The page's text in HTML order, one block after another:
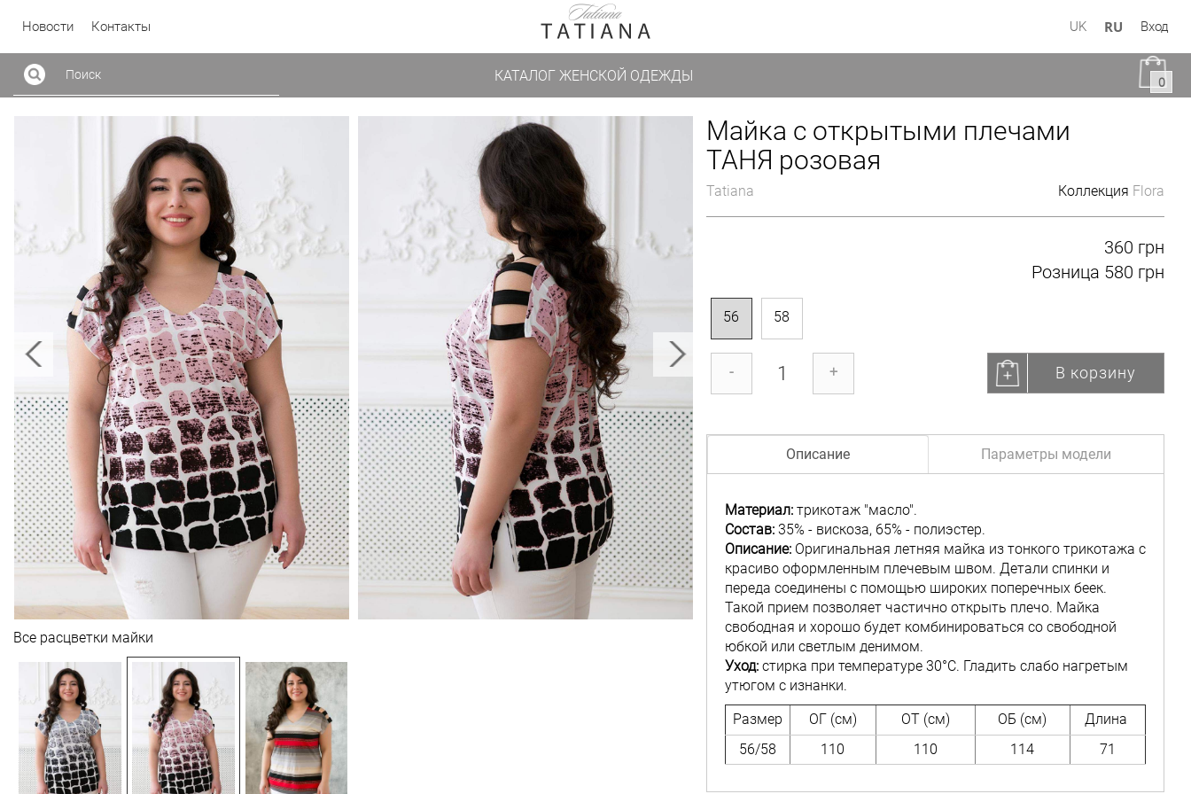
Новости Контакты UK RU Вход
КАТАЛОГ ЖЕНСКОЙ ОДЕЖДЫ 0
Все расцветки майки
Майка с открытыми плечами
ТАНЯ розовая
Tatiana Коллекция Flora
360 грн
Розница 580 грн
56 58
- + В корзину
Описание Параметры модели
Материал:трикотаж "масло".
Состав:35% - вискоза, 65% - полиэстер.
Описание:Оригинальная летняя майка из тонкого трикотажа с
красиво оформленным плечевым швом. Детали спинки и
переда соединены с помощью широких поперечных беек.
Такой прием позволяет частично открыть плечо. Майка
свободная и хорошо будет комбинироваться со свободной
юбкой или светлым денимом.
Уход:стирка при температуре 30°C. Гладить слабо нагретым
утюгом с изнанки.
Размер
ОГ (см) ОТ (см) ОБ (см)
Длина
56/58
110 110 114 71